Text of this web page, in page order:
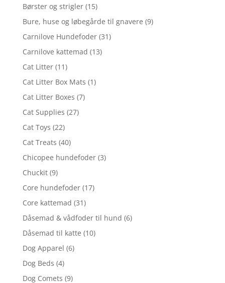
Børster og strigler (15)
Bure, huse og løbegårde til gnavere (9)
Carnilove Hundefoder (31)
Carnilove kattemad (13)
Cat Litter (11)
Cat Litter Box Mats (1)
Cat Litter Boxes (7)
Cat Supplies (27)
Cat Toys (22)
Cat Treats (40)
Chicopee hundefoder (3)
Chuckit (9)
Core hundefoder (17)
Core kattemad (31)
Dåsemad & vådfoder til hund (6)
Dåsemad til katte (10)
Dog Apparel (6)
Dog Beds (4)
Dog Comets (9)